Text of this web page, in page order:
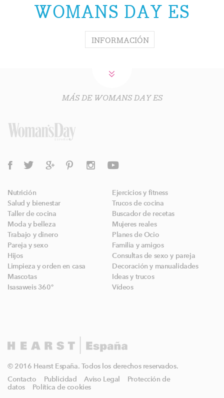
WOMANS DAY ES
INFORMACIÓN
MÁS DE WOMANS DAY ES
Nutrición
Ejercicios y fitness
Salud y bienestar
Trucos de cocina
Taller de cocina
Buscador de recetas
Moda y belleza
Mujeres reales
Trabajo y dinero
Planes de Ocio
Pareja y sexo
Familia y amigos
Hijos
Consultas de sexo y pareja
Limpieza y orden en casa
Decoración y manualidades
Mascotas
Ideas y trucos
Isasaweis 360º
Vídeos
© 2016 Hearst España. Todos los derechos reservados.
Contacto
Publicidad Aviso Legal
Protección de
datos
Política de cookies